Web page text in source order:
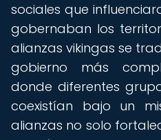
sociales que
gobernaban los
alianzas vikingas se
gobierno más
donde diferentes
coexistían bajo un
alianzas no solo